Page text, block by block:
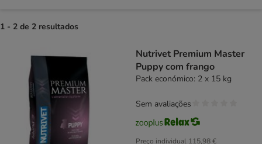
1 - 2 de 2 resultados
Nutrivet Premium Master
Puppy com frango
Pack económico: 2 x 15 kg
Preço individual 115,98 €
Sem avaliações